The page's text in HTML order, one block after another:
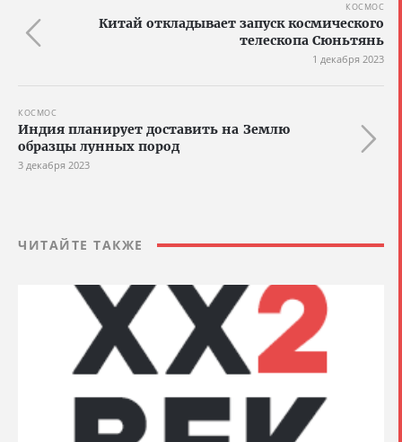
КОСМОС
Китай откладывает запуск космического
телескопа Сюньтянь
1 декабря 2023
КОСМОС
Индия планирует доставить на Землю
образцы лунных пород
3 декабря 2023
ЧИТАЙТЕ ТАКЖЕ